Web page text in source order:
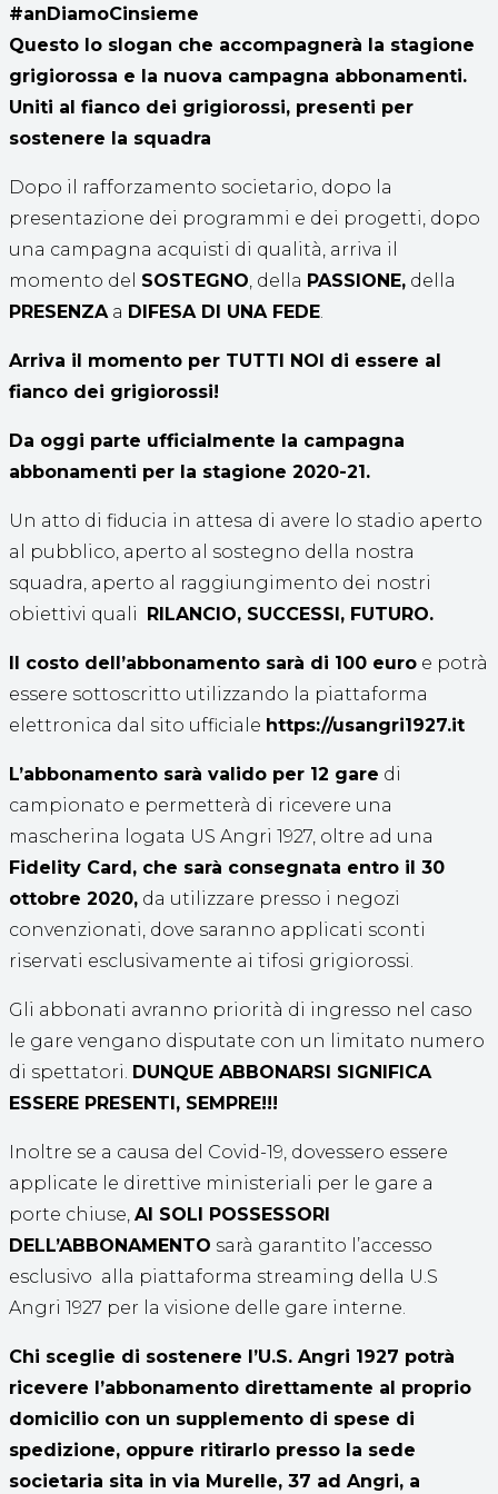
#anDiamoCinsieme
Questo lo slogan che accompagnerà la stagione
grigiorossa e la nuova campagna abbonamenti.
Uniti al fianco dei grigiorossi, presenti per
sostenere la squadra
Dopo il rafforzamento societario, dopo la
presentazione dei programmi e dei progetti, dopo
una campagna acquisti di qualità, arriva il
momento del SOSTEGNO, della PASSIONE, della
PRESENZAa DIFESA DI UNA FEDE.
Arriva il momento per TUTTI NOI di essere al
fianco dei grigiorossi!
Da oggi parte ufficialmente la campagna
abbonamenti per la stagione 2020-21.
Un atto di fiducia in attesa di avere lo stadio aperto
al pubblico, aperto al sostegno della nostra
squadra, aperto al raggiungimento dei nostri
obiettivi quali
RILANCIO, SUCCESSI, FUTURO.
Il costo dell’abbonamento sarà di 100 euro e potrà
essere sottoscritto utilizzando la piattaforma
elettronica dal sito ufficiale https://usangri1927.it
L’abbonamento sarà valido per 12 gare di
campionato e permetterà di ricevere una
mascherina logata US Angri 1927, oltre ad una
Fidelity Card, che sarà consegnata entro il 30
ottobre 2020, da utilizzare presso i negozi
convenzionati, dove saranno applicati sconti
riservati esclusivamente ai tifosi grigiorossi.
Gli abbonati avranno priorità di ingresso nel caso
le gare vengano disputate con un limitato numero
di spettatori. DUNQUE ABBONARSI SIGNIFICA
ESSERE PRESENTI, SEMPRE!!!
Inoltre se a causa del Covid-19, dovessero essere
applicate le direttive ministeriali per le gare a
porte chiuse, AI SOLI POSSESSORI
DELL’ABBONAMENTO sarà garantito l’accesso
esclusivo alla piattaforma streaming della U.S
Angri 1927 per la visione delle gare interne.
Chi sceglie di sostenere l’U.S. Angri 1927 potrà
ricevere l’abbonamento direttamente al proprio
domicilio con un supplemento di spese di
spedizione, oppure ritirarlo presso la sede
societaria sita in via Murelle, 37 ad Angri, a